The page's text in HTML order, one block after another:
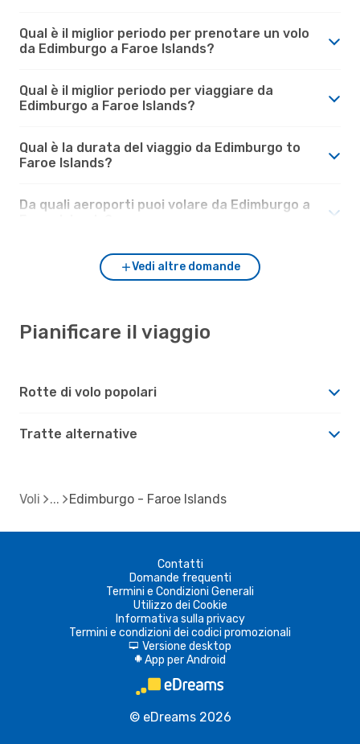
Qual è il miglior periodo per prenotare un volo
da Edimburgo a Faroe Islands?
Qual è il miglior periodo per viaggiare da
Edimburgo a Faroe Islands?
Qual è la durata del viaggio da Edimburgo to
Faroe Islands?
Da quali aeroporti puoi volare da Edimburgo a
Vedi altre domande
Pianificare il viaggio
Rotte di volo popolari
Tratte alternative
Voli Edimburgo - Faroe Islands
Contatti
Domande frequenti
Termini e Condizioni Generali
Utilizzo dei Cookie
Informativa sulla privacy
Termini e condizioni dei codici promozionali
d Versione desktop
A App per Android
© eDreams 2026